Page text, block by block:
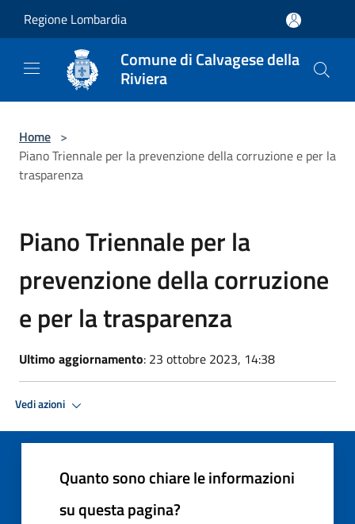
Regione Lombardia
Comune di Calvagese della
Riviera
Home >
Piano Triennale per la prevenzione della corruzione e per la
trasparenza
Piano Triennale per la
prevenzione della corruzione
e per la trasparenza
Ultimo aggiornamento: 23 ottobre 2023, 14:38
Vedi azioni
Quanto sono chiare le informazioni
su questa pagina?